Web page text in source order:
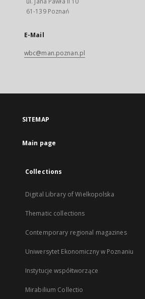
61-139 Poznań
E-Mail
wbc@man.poznan.pl
SITEMAP
Main page
Collections
Digital Library of Wielkopolska
Thematic collections
Contemporary regional magazines
Uniwersytet Ekonomiczny w Poznaniu
Instytucje współtworzące
Mirabilium Collectio